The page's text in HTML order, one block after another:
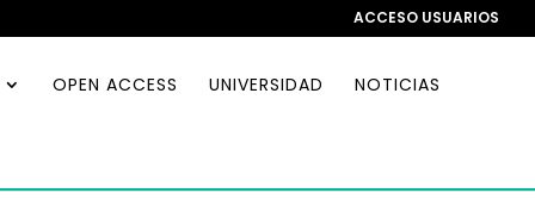
ACCESO USUARIOS
OPEN ACCESS UNIVERSIDAD NOTICIAS